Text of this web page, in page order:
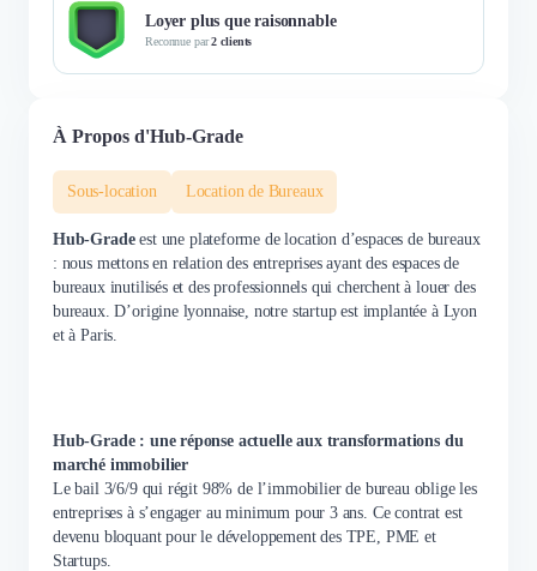
Loyer plus que raisonnable
Reconnue par2 clients
À Propos d'Hub-Grade
Sous-location Location de Bureaux
Hub-Gradeest une plateforme de location d’espaces de bureaux
: nous mettons en relation des entreprises ayant des espaces de
bureaux inutilisés et des professionnels qui cherchent à louer des
bureaux. D’origine lyonnaise, notre startup est implantée à Lyon
et à Paris.
Hub-Grade : une réponse actuelle aux transformations du
marché immobilier
Le bail 3/6/9 qui régit 98% de l’immobilier de bureau oblige les
entreprises à s’engager au minimum pour 3 ans. Ce contrat est
devenu bloquant pour le développement des TPE, PME et
Startups.